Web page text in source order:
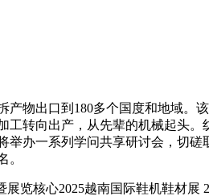
出口到180多个国度和地域。
转向出产，从先辈的机械起头
办一系列学问共享研讨会，切
。
核心2025越南国际鞋机鞋材展